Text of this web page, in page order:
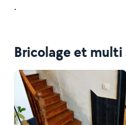
.
Bricolage et multi